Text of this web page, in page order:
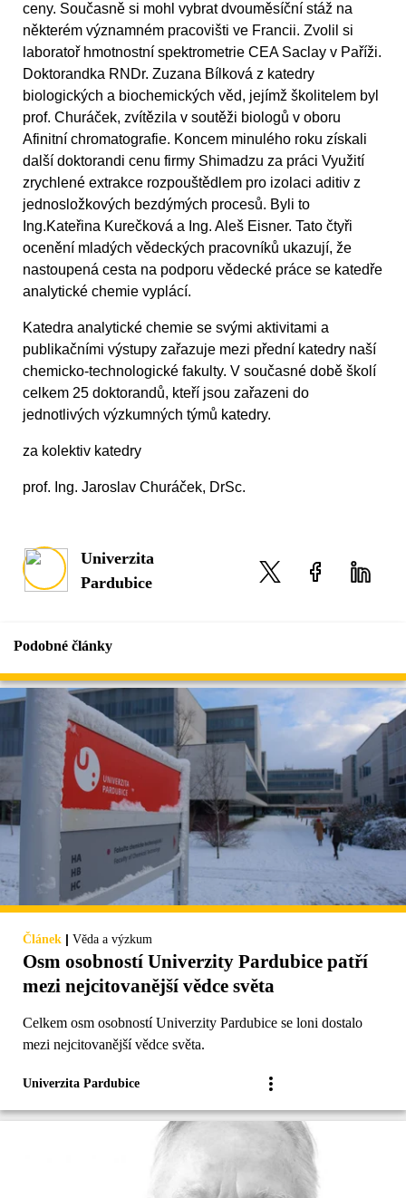
ceny. Současně si mohl vybrat dvouměsíční stáž na
některém významném pracovišti ve Francii. Zvolil si
laboratoř hmotnostní spektrometrie CEA Saclay v Paříži.
Doktorandka RNDr. Zuzana Bílková z katedry
biologických a biochemických věd, jejímž školitelem byl
prof. Churáček, zvítězila v soutěži biologů v oboru
Afinitní chromatografie. Koncem minulého roku získali
další doktorandi cenu firmy Shimadzu za práci Využití
zrychlené extrakce rozpouštědlem pro izolaci aditiv z
jednosložkových bezdýmých procesů. Byli to
Ing.Kateřina Kurečková a Ing. Aleš Eisner. Tato čtyři
ocenění mladých vědeckých pracovníků ukazují, že
nastoupená cesta na podporu vědecké práce se katedře
analytické chemie vyplácí.
Katedra analytické chemie se svými aktivitami a
publikačními výstupy zařazuje mezi přední katedry naší
chemicko-technologické fakulty. V současné době školí
celkem 25 doktorandů, kteří jsou zařazeni do
jednotlivých výzkumných týmů katedry.
za kolektiv katedry
prof. Ing. Jaroslav Churáček, DrSc.
Univerzita
Pardubice
Podobné články
Článek | Věda a výzkum
Osm osobností Univerzity Pardubice patří
mezi nejcitovanější vědce světa
Celkem osm osobností Univerzity Pardubice se loni dostalo
mezi nejcitovanější vědce světa.
Univerzita Pardubice